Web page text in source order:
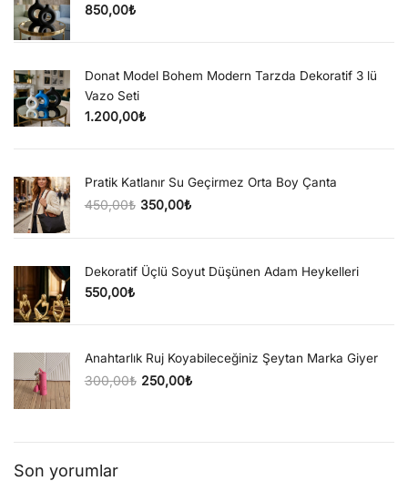
850,00₺
Donat Model Bohem Modern Tarzda Dekoratif 3 lü
Vazo Seti
1.200,00₺
Pratik Katlanır Su Geçirmez Orta Boy Çanta
450,00₺
Orijinal fiyat: 450,00₺.
350,00₺
Şu andaki fiyat: 350,00₺.
Dekoratif Üçlü Soyut Düşünen Adam Heykelleri
550,00₺
Anahtarlık Ruj Koyabileceğiniz Şeytan Marka Giyer
300,00₺
Orijinal fiyat: 300,00₺.
250,00₺
Şu andaki fiyat: 250,00₺.
Son yorumlar